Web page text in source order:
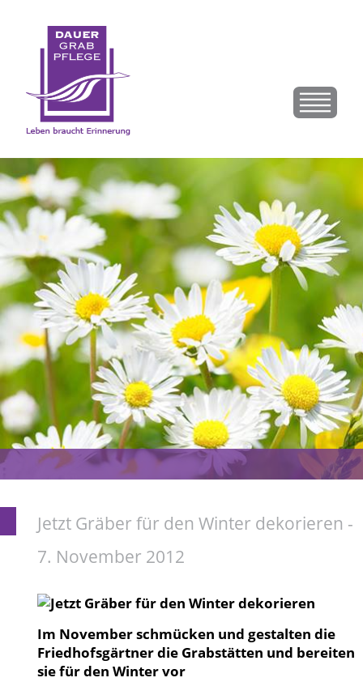
Jetzt Gräber für den Winter dekorieren -
7. November 2012
Im November schmücken und gestalten die
Friedhofsgärtner die Grabstätten und bereiten
sie für den Winter vor